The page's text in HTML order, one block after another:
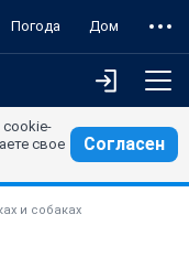
Погода Дом
cookie-
свое
Согласен
и собаках